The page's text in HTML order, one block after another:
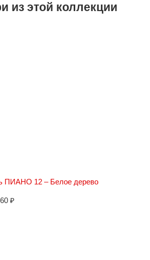
из этой коллекции
ПИАНО 12 – Белое дерево
₽